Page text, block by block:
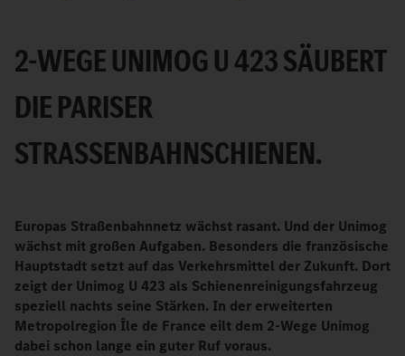
2-WEGE UNIMOG U 423 SÄUBERT
DIE PARISER
STRASSENBAHNSCHIENEN.
Europas Straßenbahnnetz wächst rasant. Und der Unimog
wächst mit großen Aufgaben. Besonders die französische
Hauptstadt setzt auf das Verkehrsmittel der Zukunft. Dort
zeigt der Unimog U 423 als Schienenreinigungsfahrzeug
speziell nachts seine Stärken. In der erweiterten
Metropolregion Île de France eilt dem 2-Wege Unimog
dabei schon lange ein guter Ruf voraus.